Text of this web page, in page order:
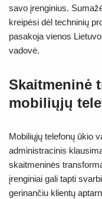
savo įrenginius.
kreipėsi dėl techninių
pasakoja vienos
vadovė.
Skaitmeninė
mobiliųjų
Mobiliųjų telefonų ūkio
administracinis
skaitmeninės
įrenginiai gali tapti
gerinančiu klientų